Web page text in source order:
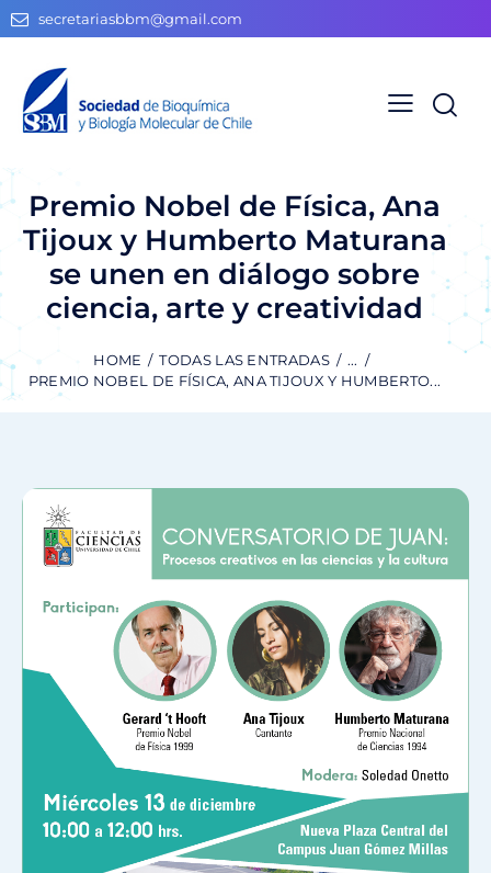
secretariasbbm@gmail.com
Premio Nobel de Física, Ana
Tijoux y Humberto Maturana
se unen en diálogo sobre
ciencia, arte y creatividad
HOME TODAS LAS ENTRADAS
...
PREMIO NOBEL DE FÍSICA, ANA TIJOUX Y HUMBERTO...